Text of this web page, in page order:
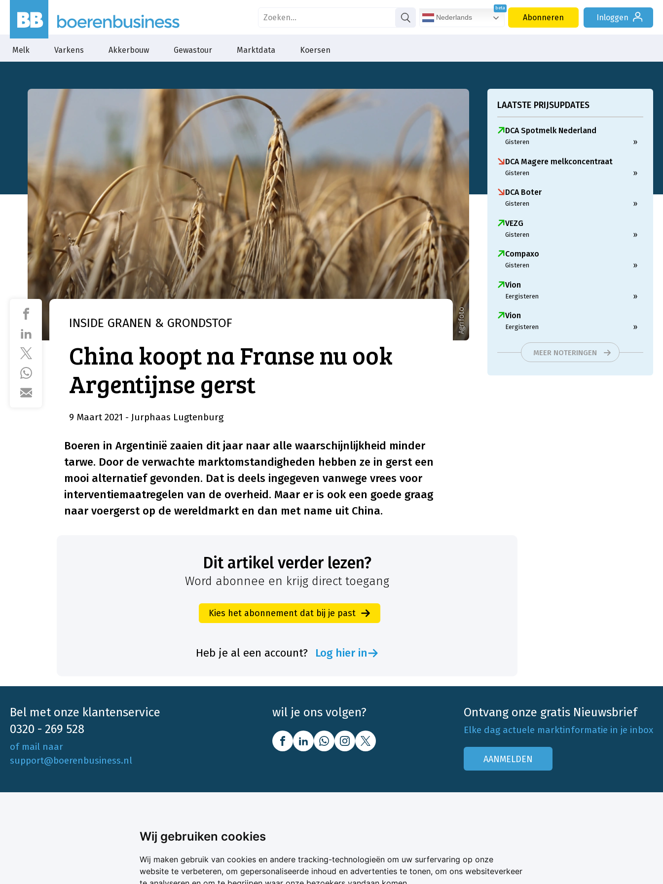
Wij gebruiken cookies
Wij maken gebruik van cookies en andere tracking-technologieën om uw surfervaring op onze
website te verbeteren, om gepersonaliseerde inhoud en advertenties te tonen, om ons websiteverkeer
Nederlands Abonneren Inloggen
Melk Varkens Akkerbouw Gewastour Marktdata Koersen
Agrifoto
INSIDE GRANEN & GRONDSTOF
China koopt na Franse nu ook
Argentijnse gerst
9 Maart 2021 - Jurphaas Lugtenburg
Boeren in Argentinië zaaien dit jaar naar alle waarschijnlijkheid minder
tarwe. Door de verwachte marktomstandigheden hebben ze in gerst een
mooi alternatief gevonden. Dat is deels ingegeven vanwege vrees voor
interventiemaatregelen van de overheid. Maar er is ook een goede graag
naar voergerst op de wereldmarkt en dan met name uit China.
LAATSTE PRIJSUPDATES
DCA Spotmelk Nederland
Gisteren »
DCA Magere melkconcentraat
Gisteren »
DCA Boter
Gisteren »
VEZG
Gisteren »
Compaxo
Gisteren »
Vion
Eergisteren »
Vion
Eergisteren »
MEER NOTERINGEN
Dit artikel verder lezen?
Word abonnee en krijg direct toegang
Kies het abonnement dat bij je past
Heb je al een account? Log hier in
Bel met onze klantenservice
0320 - 269 528
of mail naar
support@boerenbusiness.nl
wil je ons volgen? Ontvang onze gratis Nieuwsbrief
Elke dag actuele marktinformatie in je inbox
AANMELDEN
Boerenbusiness is je partner op het gebied
van onafhankelijke en betrouwbare
Ons aanbod
Melk & Voer
Melkprijsvergelijker
Bedrijfsabonnementen
Mijn Boerenbusiness
Adverteren